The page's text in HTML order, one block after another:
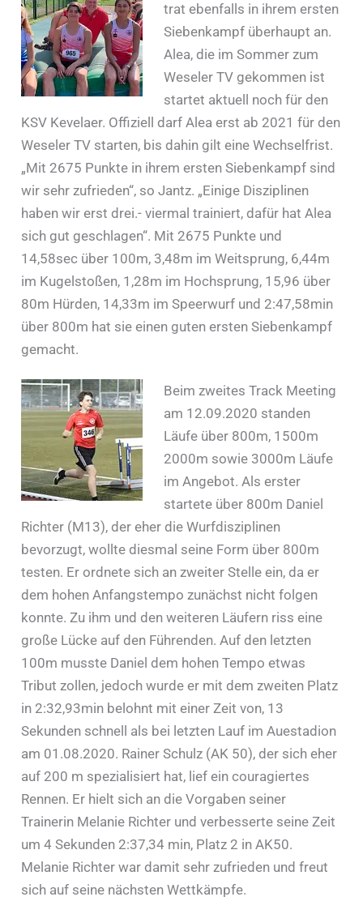
trat ebenfalls in ihrem ersten
Siebenkampf überhaupt an.
Alea, die im Sommer zum
Weseler TV gekommen ist
startet aktuell noch für den
KSV Kevelaer. Offiziell darf Alea erst ab 2021 für den
Weseler TV starten, bis dahin gilt eine Wechselfrist.
„Mit 2675 Punkte in ihrem ersten Siebenkampf sind
wir sehr zufrieden“, so Jantz. „Einige Disziplinen
haben wir erst drei.- viermal trainiert, dafür hat Alea
sich gut geschlagen“. Mit 2675 Punkte und
14,58sec über 100m, 3,48m im Weitsprung, 6,44m
im Kugelstoßen, 1,28m im Hochsprung, 15,96 über
80m Hürden, 14,33m im Speerwurf und 2:47,58min
über 800m hat sie einen guten ersten Siebenkampf
gemacht.
Beim zweites Track Meeting
am 12.09.2020 standen
Läufe über 800m, 1500m
2000m sowie 3000m Läufe
im Angebot. Als erster
startete über 800m Daniel
Richter (M13), der eher die Wurfdisziplinen
bevorzugt, wollte diesmal seine Form über 800m
testen. Er ordnete sich an zweiter Stelle ein, da er
dem hohen Anfangstempo zunächst nicht folgen
konnte. Zu ihm und den weiteren Läufern riss eine
große Lücke auf den Führenden. Auf den letzten
100m musste Daniel dem hohen Tempo etwas
Tribut zollen, jedoch wurde er mit dem zweiten Platz
in 2:32,93min belohnt mit einer Zeit von, 13
Sekunden schnell als bei letzten Lauf im Auestadion
am 01.08.2020. Rainer Schulz (AK 50), der sich eher
auf 200 m spezialisiert hat, lief ein couragiertes
Rennen. Er hielt sich an die Vorgaben seiner
Trainerin Melanie Richter und verbesserte seine Zeit
um 4 Sekunden 2:37,34 min, Platz 2 in AK50.
Melanie Richter war damit sehr zufrieden und freut
sich auf seine nächsten Wettkämpfe.